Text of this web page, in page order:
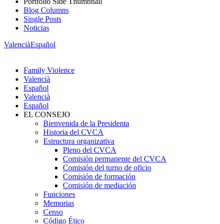
Blog Columns
Single Posts
Noticias
ValenciàEspañol
Family Violence
Valencià
Español
Valencià
Español
EL CONSEJO
Bienvenida de la Presidenta
Historia del CVCA
Estructura organizativa
Pleno del CVCA
Comisión permanente del CVCA
Comisión del turno de oficio
Comisión de formación
Comisión de mediación
Funciones
Memorias
Censo
Código Ético